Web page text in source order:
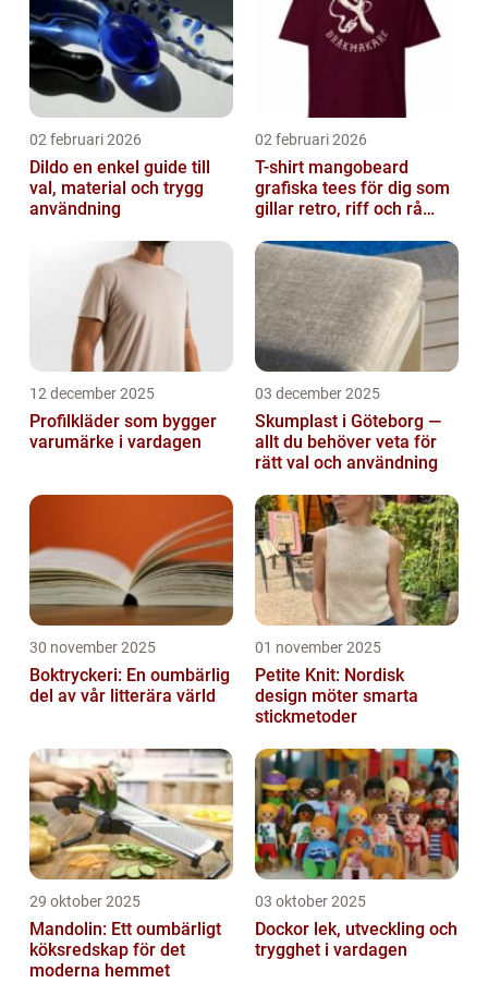
02 februari 2026
Dildo en enkel guide till
val, material och trygg
användning
02 februari 2026
T-shirt mangobeard
grafiska tees för dig som
gillar retro, riff och rå
12 december 2025
Profilkläder som bygger
varumärke i vardagen
03 december 2025
Skumplast i Göteborg —
allt du behöver veta för
rätt val och användning
30 november 2025
Boktryckeri: En oumbärlig
del av vår litterära värld
01 november 2025
Petite Knit: Nordisk
design möter smarta
stickmetoder
29 oktober 2025
Mandolin: Ett oumbärligt
köksredskap för det
moderna hemmet
03 oktober 2025
Dockor lek, utveckling och
trygghet i vardagen